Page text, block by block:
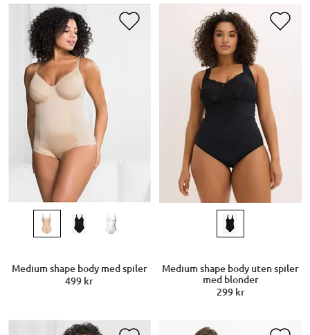
Medium shape body med spiler
499 kr
Medium shape body uten spiler
med blonder
299 kr